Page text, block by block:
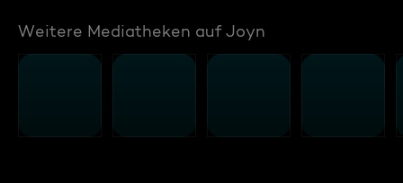
Weitere Mediatheken auf Joyn